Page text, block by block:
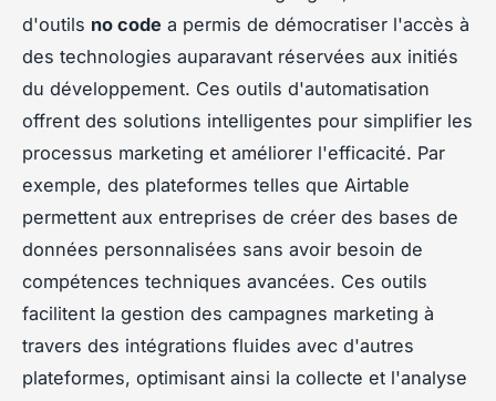
d'outils no code a permis de démocratiser l'accès à
des technologies auparavant réservées aux initiés
du développement. Ces outils d'automatisation
offrent des solutions intelligentes pour simplifier les
processus marketing et améliorer l'efficacité. Par
exemple, des plateformes telles que Airtable
permettent aux entreprises de créer des bases de
données personnalisées sans avoir besoin de
compétences techniques avancées. Ces outils
facilitent la gestion des campagnes marketing à
travers des intégrations fluides avec d'autres
plateformes, optimisant ainsi la collecte et l'analyse